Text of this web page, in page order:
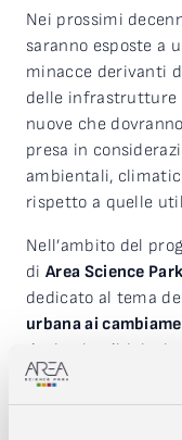
Nei prossimi
saranno esposte a
minacce derivanti
delle infrastrutture
nuove che
presa in
ambientali,
rispetto a quelle
Nell’ambito del
di Area Science Park
dedicato al tema
urbana ai
decisori politici e i
di riferimento
e
la mobilità futura e